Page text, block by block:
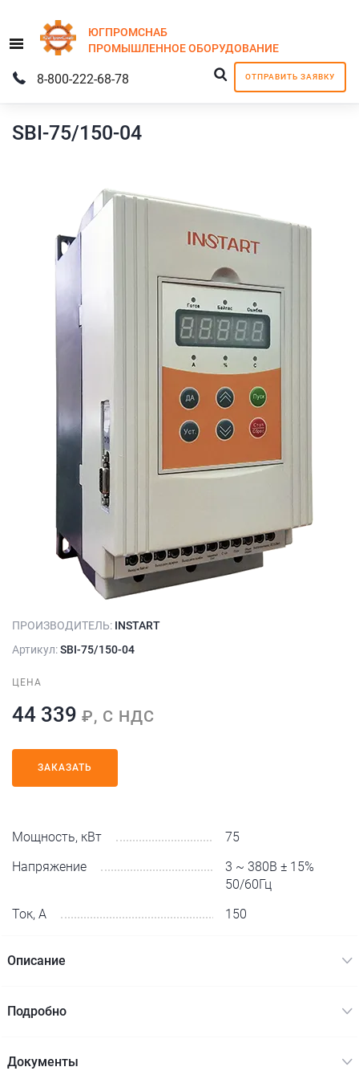
Menu
ЮГПРОМСНАБ
ПРОМЫШЛЕННОЕОБОРУДОВАНИЕ
ОТПРАВИТЬ ЗАЯВКУ
8-800-222-68-78
SBI-75/150-04
ПРОИЗВОДИТЕЛЬ: INSTART
Артикул:SBI-75/150-04
ЦЕНА
44 339 ₽, С НДС
ЗАКАЗАТЬ
Мощность, кВт
75
Напряжение
3 ~ 380В ± 15%
50/60Гц
Ток, А
150
Описание
Подробно
Документы